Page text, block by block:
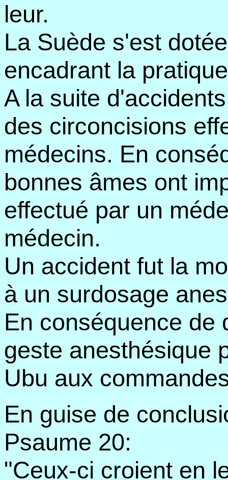
leur.
La Suède s'est
encadrant la
A la suite
des circoncisions
médecins. En
bonnes âmes ont
effectué par un
médecin.
Un accident fut la
à un surdosage
En conséquence de
geste anesthésique
Ubu aux
En guise de
Psaume 20:
"Ceux-ci croient en